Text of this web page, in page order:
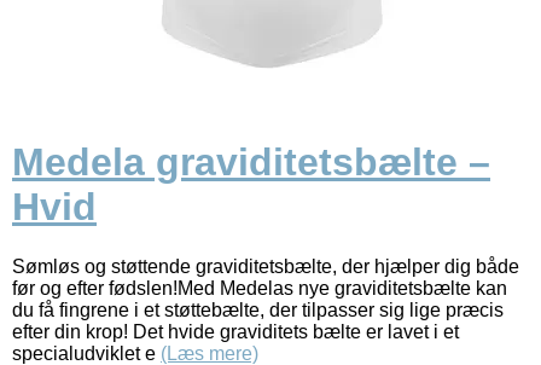
Medela graviditetsbælte –
Hvid
Sømløs og støttende graviditetsbælte, der hjælper dig både
før og efter fødslen!Med Medelas nye graviditetsbælte kan
du få fingrene i et støttebælte, der tilpasser sig lige præcis
efter din krop! Det hvide graviditets bælte er lavet i et
specialudviklet e (Læs mere)